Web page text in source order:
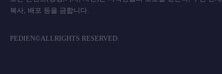
복사, 배포 등을 금합니
PEDIEN©ALLRIGHTS RESERVED.